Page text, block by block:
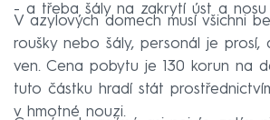
- a třeba šály na zakrytí úst a nosu
V azylových domech musí všichni
roušky nebo šály, personál je prosí,
ven. Cena pobytu je 130 korun na
tuto částku hradí stát
v hmotné nouzi.